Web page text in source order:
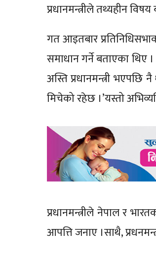
प्रधानमन्त्रीले तथ्यहीन
गत आइतबार
समाधान गर्ने बताएका थिए
अस्ति प्रधानमन्त्री भएपछि
मिचेको रहेछ ।’यस्तो
प्रधानमन्त्रीले नेपाल र
आपत्ति जनाए ।साथै,